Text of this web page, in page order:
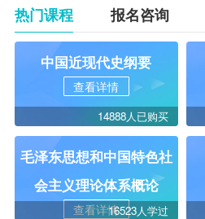
热门课程 报名咨询
中国近现代史纲要
查看详情
14888人已购买
毛泽东思想和中国特色社
会主义理论体系概论
查看详情16523人学过